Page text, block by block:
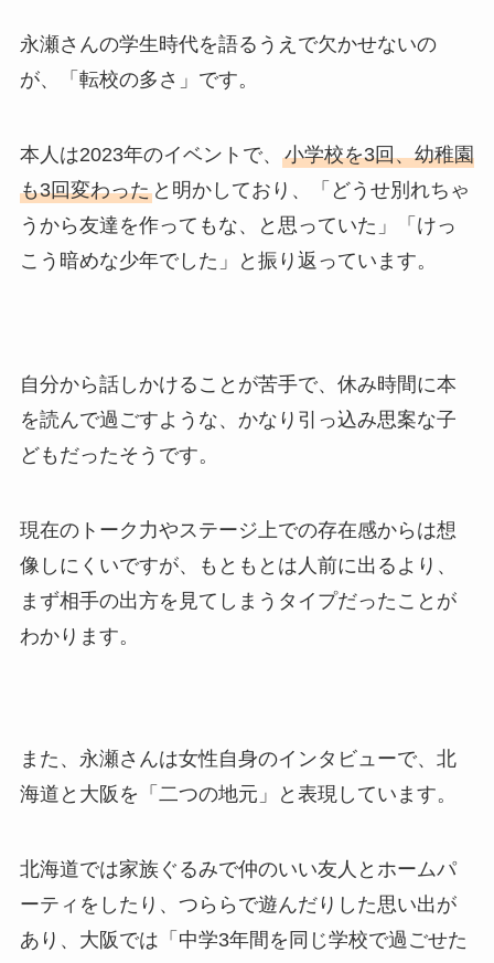
永瀬さんの学生時代を語るうえで欠かせないの
が、「転校の多さ」です。
本人は2023年のイベントで、 小学校を3回、幼稚園
も3回変わったと明かしており、「どうせ別れちゃ
うから友達を作ってもな、と思っていた」「けっ
こう暗めな少年でした」と振り返っています。
自分から話しかけることが苦手で、休み時間に本
を読んで過ごすような、かなり引っ込み思案な子
どもだったそうです。
現在のトーク力やステージ上での存在感からは想
像しにくいですが、もともとは人前に出るより、
まず相手の出方を見てしまうタイプだったことが
わかります。
また、永瀬さんは女性自身のインタビューで、北
海道と大阪を「二つの地元」と表現しています。
北海道では家族ぐるみで仲のいい友人とホームパ
ーティをしたり、つららで遊んだりした思い出が
あり、大阪では「中学3年間を同じ学校で過ごせた